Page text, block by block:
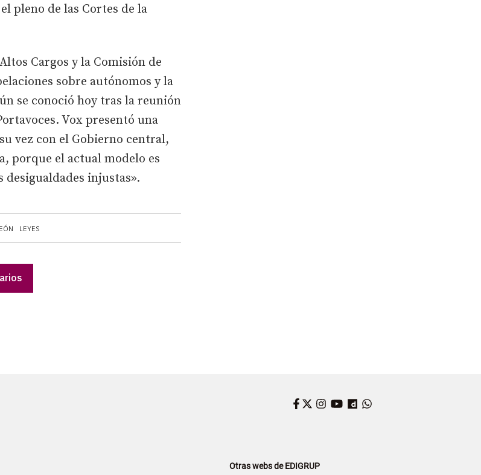
LEYES
pleno de las Cortes de la
Cargos y la Comisión de
sobre autónomos y la
se conoció hoy tras la reunión
Vox presentó una
vez con el Gobierno central,
porque el actual modelo es
desigualdades injustas».
Facebook
Twitter
Instagram
YouTube
Dailymotion
Otras webs de EDIGRUP